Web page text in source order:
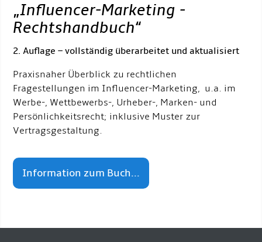
„Influencer-Marketing -
Rechtshandbuch“
2. Auflage – vollständig überarbeitet und aktualisiert
Praxisnaher Überblick zu rechtlichen
Fragestellungen im Influencer-Marketing, u.a. im
Werbe-, Wettbewerbs-, Urheber-, Marken- und
Persönlichkeitsrecht; inklusive Muster zur
Vertragsgestaltung.
Information zum Buch...